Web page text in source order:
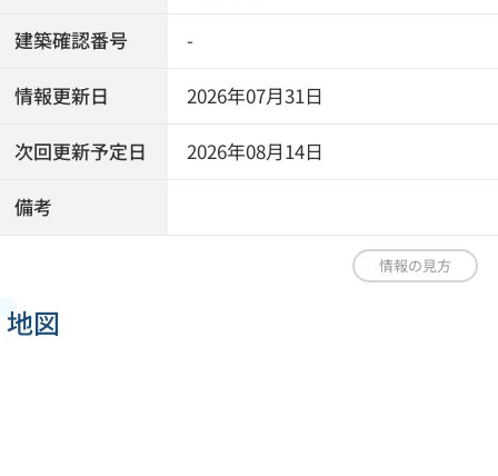
建築確認番号 -
情報更新日 2026年07月31日
次回更新予定日 2026年08月14日
備考
情報の見方
地図